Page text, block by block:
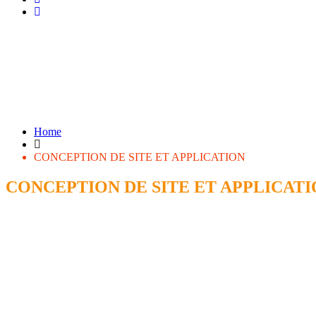
Home
CONCEPTION DE SITE ET APPLICATION
CONCEPTION DE SITE ET